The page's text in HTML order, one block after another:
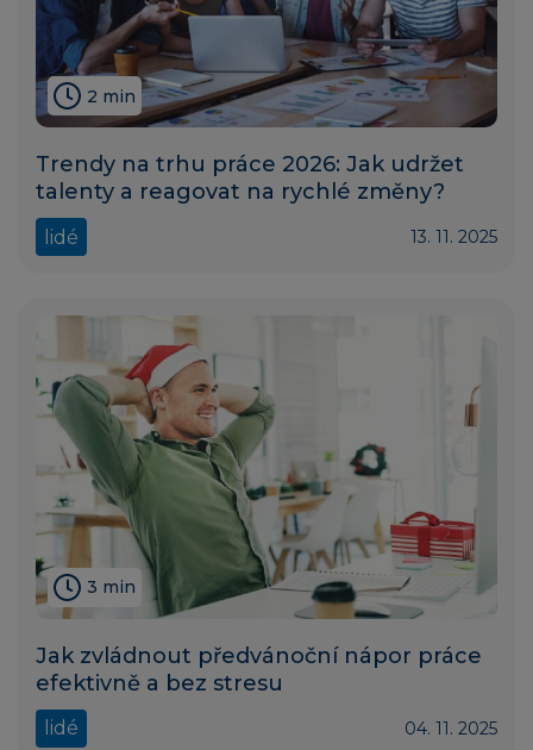
2 min
Trendy na trhu práce 2026: Jak udržet
talenty a reagovat na rychlé změny?
lidé 13. 11. 2025
3 min
Jak zvládnout předvánoční nápor práce
efektivně a bez stresu
lidé 04. 11. 2025